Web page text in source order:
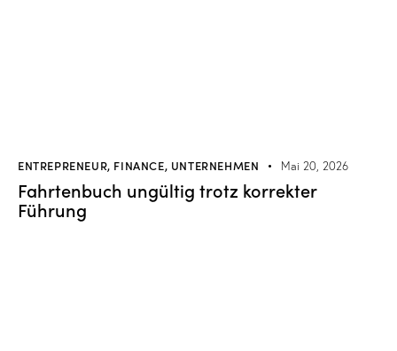
ENTREPRENEUR, FINANCE, UNTERNEHMEN Mai 20, 2026
Fahrtenbuch ungültig trotz korrekter
Führung